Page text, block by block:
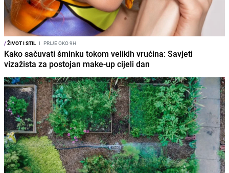
/ŽIVOT I STIL I PRIJE OKO 9H
Kako sačuvati šminku tokom velikih vrućina: Savjeti
vizažista za postojan make-up cijeli dan